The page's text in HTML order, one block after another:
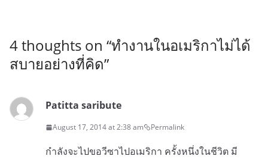
4 thoughts on “ทำงานในอเมริกาไม่ได้
สบายอย่างที่คิด”
Patitta saribute
August 17, 2014 at 2:38 am Permalink
กำลังจะไปขอวีซาไปอเมริกา ครั้งหนึ่งในชีวิต มี​